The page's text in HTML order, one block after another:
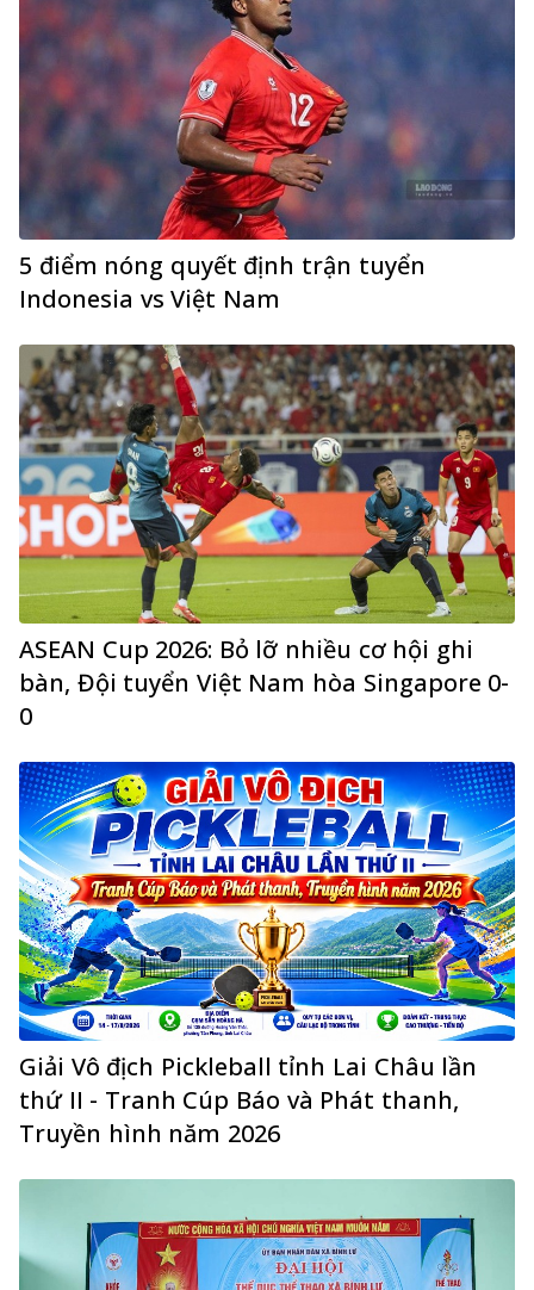
5 điểm nóng quyết định trận tuyển
Indonesia vs Việt Nam
ASEAN Cup 2026: Bỏ lỡ nhiều cơ hội ghi
bàn, Đội tuyển Việt Nam hòa Singapore 0-
0
Giải Vô địch Pickleball tỉnh Lai Châu lần
thứ II - Tranh Cúp Báo và Phát thanh,
Truyền hình năm 2026